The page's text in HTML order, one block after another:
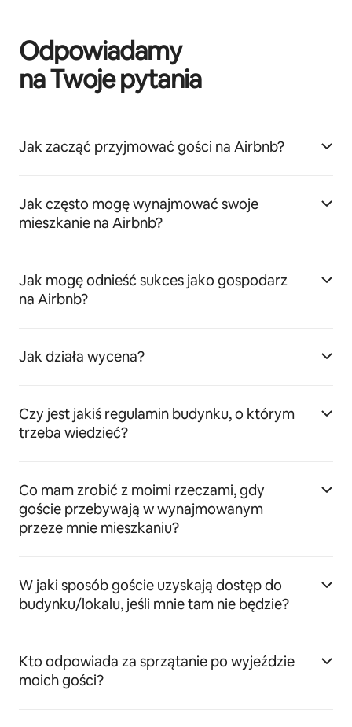
Odpowiadamy
na Twoje pytania
Jak zacząć przyjmować gości na Airbnb?
Jak często mogę wynajmować swoje
mieszkanie na Airbnb?
Jak mogę odnieść sukces jako gospodarz
na Airbnb?
Jak działa wycena?
Czy jest jakiś regulamin budynku, o którym
trzeba wiedzieć?
Co mam zrobić z moimi rzeczami, gdy
goście przebywają w wynajmowanym
przeze mnie mieszkaniu?
W jaki sposób goście uzyskają dostęp do
budynku/lokalu, jeśli mnie tam nie będzie?
Kto odpowiada za sprzątanie po wyjeździe
moich gości?